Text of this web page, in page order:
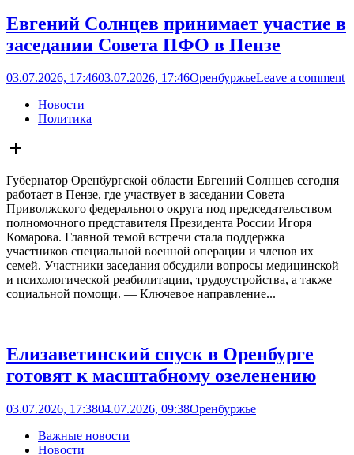
Евгений Солнцев принимает участие в
заседании Совета ПФО в Пензе
03.07.2026, 17:4603.07.2026, 17:46ОренбуржьеLeave a comment
Новости
Политика
Open
post
Губернатор Оренбургской области Евгений Солнцев сегодня
работает в Пензе, где участвует в заседании Совета
Приволжского федерального округа под председательством
полномочного представителя Президента России Игоря
Комарова. Главной темой встречи стала поддержка
участников специальной военной операции и членов их
семей. Участники заседания обсудили вопросы медицинской
и психологической реабилитации, трудоустройства, а также
социальной помощи. — Ключевое направление...
Елизаветинский спуск в Оренбурге
готовят к масштабному озеленению
03.07.2026, 17:3804.07.2026, 09:38Оренбуржье
Важные новости
Новости